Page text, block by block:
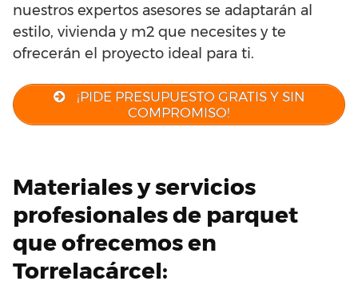
nuestros expertos asesores se adaptarán al
estilo, vivienda y m2 que necesites y te
ofrecerán el proyecto ideal para ti.
¡PIDE PRESUPUESTO GRATIS Y SIN
COMPROMISO!
Materiales y servicios
profesionales de parquet
que ofrecemos en
Torrelacárcel: